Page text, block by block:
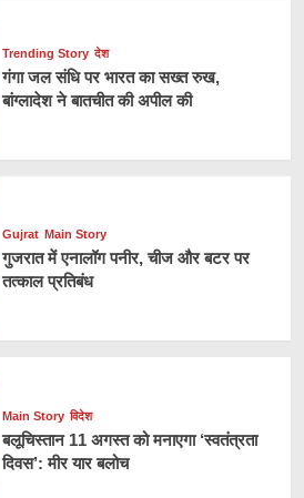
Trending Story देश
गंगा जल संधि पर भारत का सख्त रुख,
बांग्लादेश ने बातचीत की अपील की
Gujrat Main Story
गुजरात में एनालॉग पनीर, चीज और बटर पर
तत्काल प्रतिबंध
Main Story विदेश
बलूचिस्तान 11 अगस्त को मनाएगा ‘स्वतंत्रता
दिवस’: मीर यार बलोच